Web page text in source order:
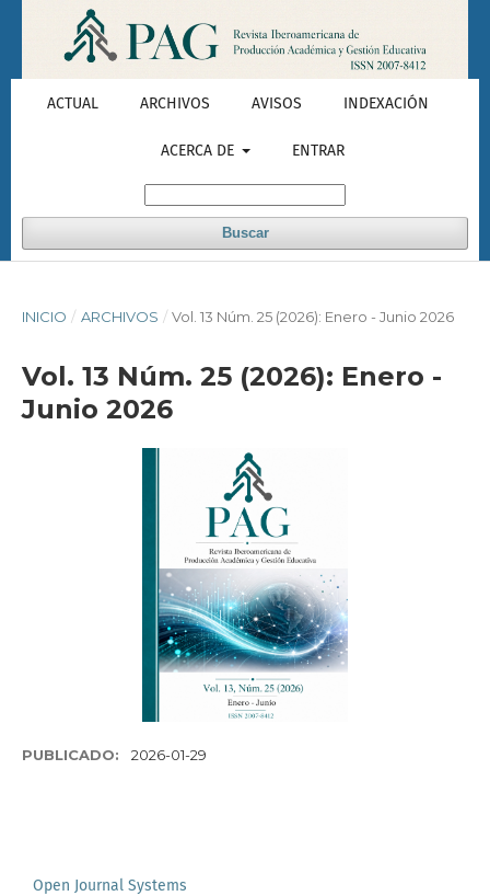
ACTUAL ARCHIVOS AVISOS INDEXACIÓN
ACERCA DE ENTRAR
Buscar
INICIO / ARCHIVOS / Vol. 13 Núm. 25 (2026): Enero - Junio 2026
Vol. 13 Núm. 25 (2026): Enero -
Junio 2026
PUBLICADO: 2026-01-29
Open Journal Systems